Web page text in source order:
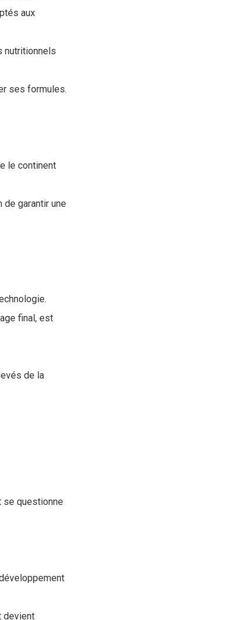
aux
nutritionnels
ses formules.
le continent
garantir une
final, est
de la
se questionne
devient